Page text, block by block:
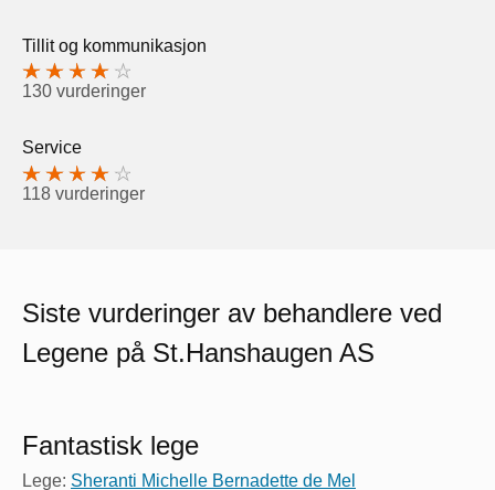
Tillit og kommunikasjon
130 vurderinger
Service
118 vurderinger
Siste vurderinger av behandlere ved
Legene på St.Hanshaugen AS
Fantastisk lege
Lege: Sheranti Michelle Bernadette de Mel